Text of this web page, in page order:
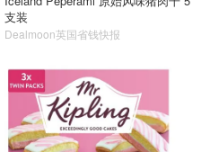
支装
Dealmoon英国省钱快报